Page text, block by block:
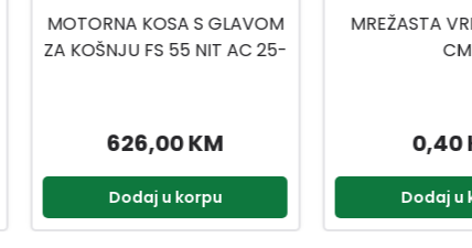
MREŽASTA VREĆA 80X50
CM
0,40 KM
Dodaj u korpu
POVODAC ZA
11,50
Dodaj u